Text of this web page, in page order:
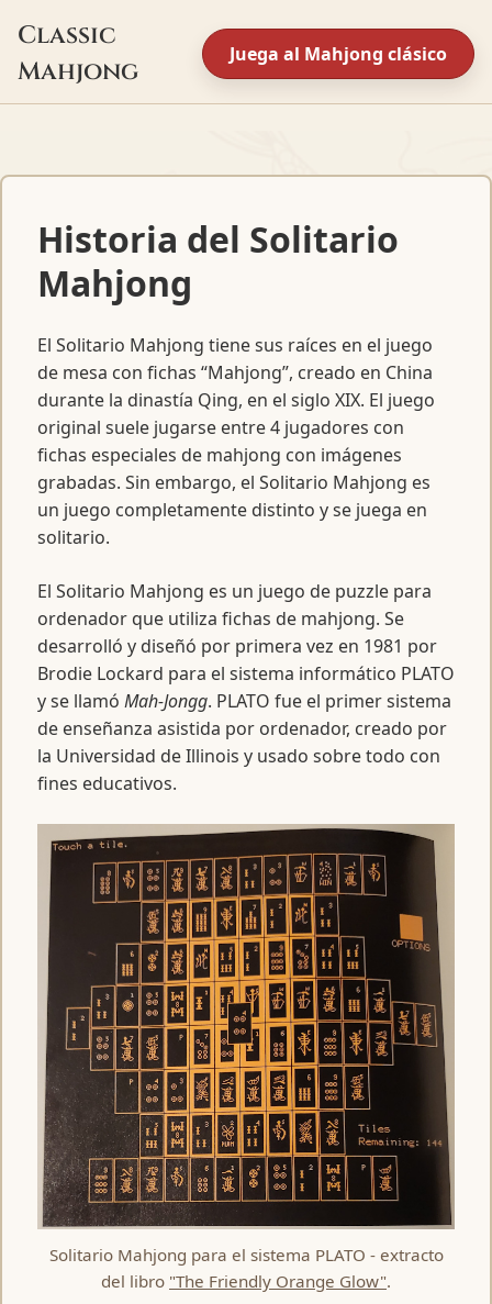
Classic
Mahjong
Juega al Mahjong clásico
Historia del Solitario
Mahjong
El Solitario Mahjong tiene sus raíces en el juego
de mesa con fichas “Mahjong”, creado en China
durante la dinastía Qing, en el siglo XIX. El juego
original suele jugarse entre 4 jugadores con
fichas especiales de mahjong con imágenes
grabadas. Sin embargo, el Solitario Mahjong es
un juego completamente distinto y se juega en
solitario.
El Solitario Mahjong es un juego de puzzle para
ordenador que utiliza fichas de mahjong. Se
desarrolló y diseñó por primera vez en 1981 por
Brodie Lockard para el sistema informático PLATO
y se llamó Mah-Jongg. PLATO fue el primer sistema
de enseñanza asistida por ordenador, creado por
la Universidad de Illinois y usado sobre todo con
fines educativos.
Solitario Mahjong para el sistema PLATO - extracto
del libro "The Friendly Orange Glow".